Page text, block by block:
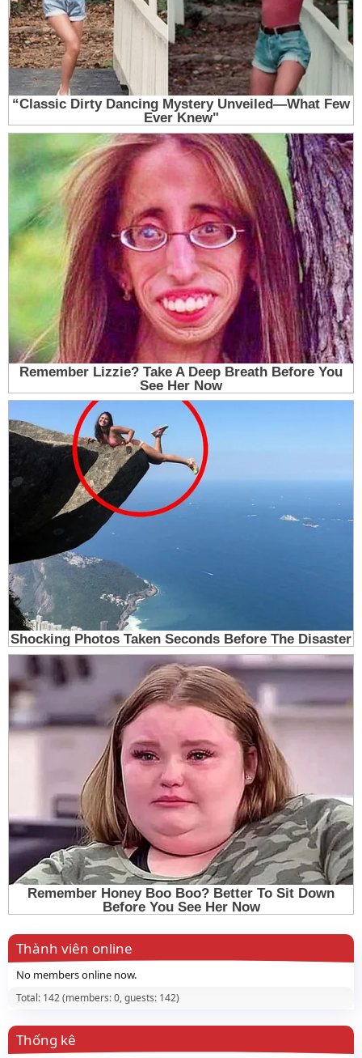
Thành viên online
No members online now.
Total: 142 (members: 0, guests: 142)
Thống kê